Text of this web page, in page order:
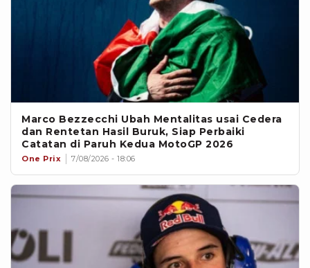
Marco Bezzecchi Ubah Mentalitas usai Cedera
dan Rentetan Hasil Buruk, Siap Perbaiki
Catatan di Paruh Kedua MotoGP 2026
One Prix 7/08/2026 - 18:06